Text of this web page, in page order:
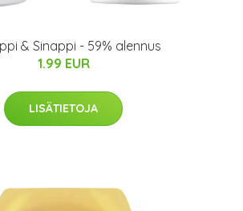
& Sinappi - 59% alennus
1.99 EUR
LISÄTIETOJA